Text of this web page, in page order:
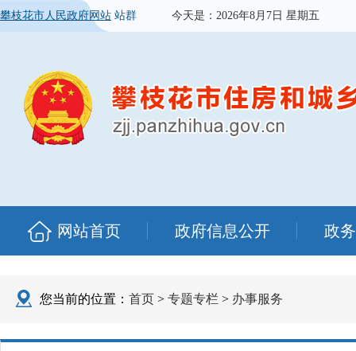
攀枝花市人民政府网站 站群 今天是： 2026年8月7日 星期五
网站首页 政府信息公开 政
您当前的位置： 首页 > 专题专栏 > 办事服务